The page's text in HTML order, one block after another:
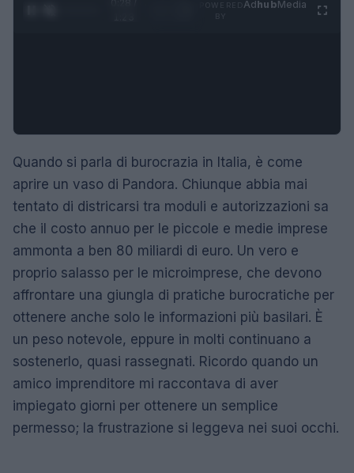
0:29 /
AdhubMedia
Quando si parla di burocrazia in Italia, è come
aprire un vaso di Pandora. Chiunque abbia mai
tentato di districarsi tra moduli e autorizzazioni sa
che il costo annuo per le piccole e medie imprese
ammonta a ben 80 miliardi di euro. Un vero e
proprio salasso per le microimprese, che devono
affrontare una giungla di pratiche burocratiche per
ottenere anche solo le informazioni più basilari. È
un peso notevole, eppure in molti continuano a
sostenerlo, quasi rassegnati. Ricordo quando un
amico imprenditore mi raccontava di aver
impiegato giorni per ottenere un semplice
permesso; la frustrazione si leggeva nei suoi occhi.